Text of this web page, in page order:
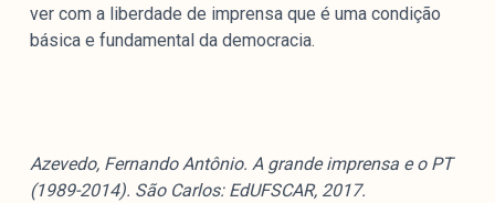
ver com a liberdade de imprensa que é uma condição
básica e fundamental da democracia.
Azevedo, Fernando Antônio. A grande imprensa e o PT
(1989-2014). São Carlos: EdUFSCAR, 2017.